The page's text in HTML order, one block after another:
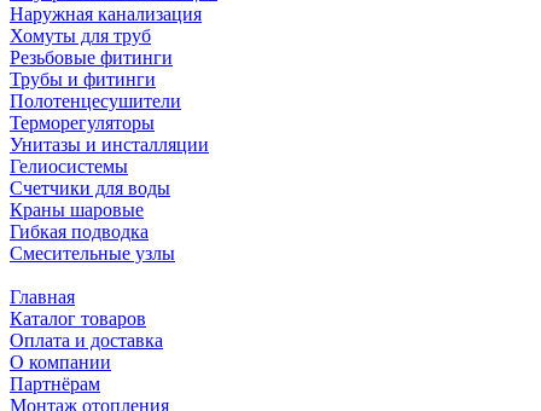
Наружная канализация
Хомуты для труб
Резьбовые фитинги
Трубы и фитинги
Полотенцесушители
Терморегуляторы
Унитазы и инсталляции
Гелиосистемы
Счетчики для воды
Краны шаровые
Гибкая подводка
Смесительные узлы
Главная
Каталог товаров
Оплата и доставка
О компании
Партнёрам
Монтаж отопления